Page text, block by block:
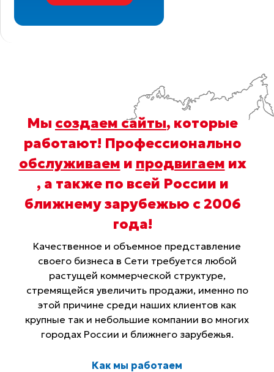
Мы создаем сайты, которые
работают! Профессионально
обслуживаем и продвигаем их
, а также по всей России и
ближнему зарубежью с 2006
года!
Качественное и объемное представление
своего бизнеса в Сети требуется любой
растущей коммерческой структуре,
стремящейся увеличить продажи, именно по
этой причине среди наших клиентов как
крупные так и небольшие компании во многих
городах России и ближнего зарубежья.
Как мы работаем